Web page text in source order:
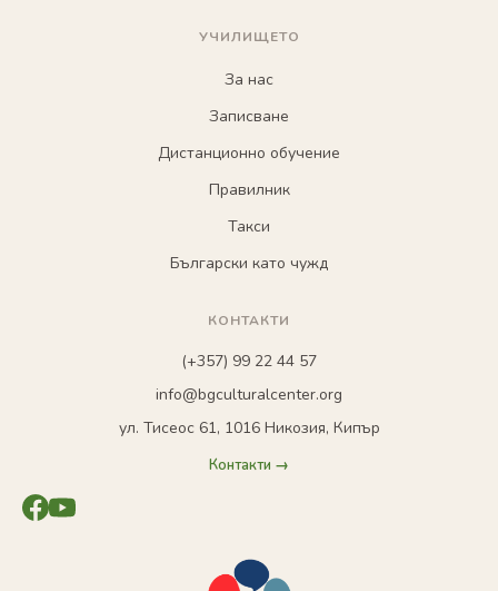
УЧИЛИЩЕТО
За нас
Записване
Дистанционно обучение
Правилник
Такси
Български като чужд
КОНТАКТИ
(+357) 99 22 44 57
info@bgculturalcenter.org
ул. Тисеос 61, 1016 Никозия, Кипър
Контакти →